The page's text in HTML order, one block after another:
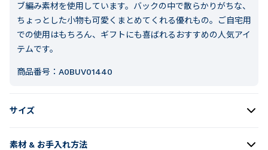
ブ編み素材を使用しています。バックの中で散らかりがちな、
ちょっとした小物も可愛くまとめてくれる優れもの。ご自宅用
での使用はもちろん、ギフトにも喜ばれるおすすめの人気アイ
テムです。
商品番号： A0BUV01440
サイズ
素材 & お手入れ方法